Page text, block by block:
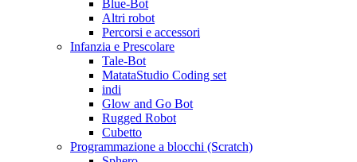
Blue-Bot
Altri robot
Percorsi e accessori
Infanzia e Prescolare
Tale-Bot
MatataStudio Coding set
indi
Glow and Go Bot
Rugged Robot
Cubetto
Programmazione a blocchi (Scratch)